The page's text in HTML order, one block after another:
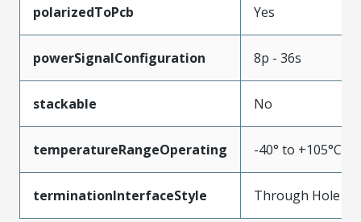
polarizedToPcb Yes
powerSignalConfiguration 8p - 36s
stackable No
temperatureRangeOperating -40° to +105°C
terminationInterfaceStyle Through Hole